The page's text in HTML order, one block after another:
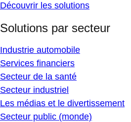
Découvrir les solutions
Solutions par secteur
Industrie automobile
Services financiers
Secteur de la santé
Secteur industriel
Les médias et le divertissement
Secteur public (monde)